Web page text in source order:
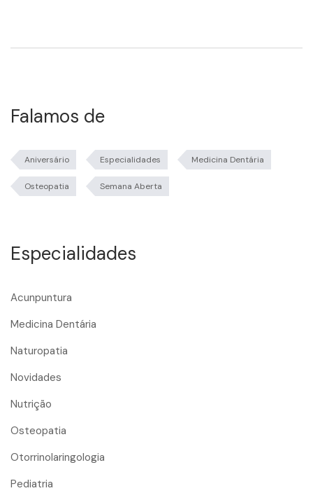
Falamos de
Aniversário Especialidades Medicina Dentária
Osteopatia Semana Aberta
Especialidades
Acunpuntura
Medicina Dentária
Naturopatia
Novidades
Nutrição
Osteopatia
Otorrinolaringologia
Pediatria